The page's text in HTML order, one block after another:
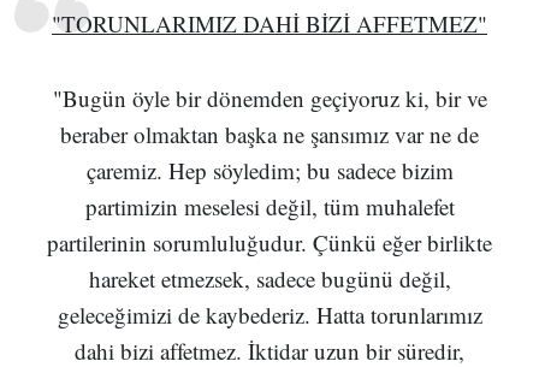
"TORUNLARIMIZ DAHİ BİZİ AFFETMEZ"
"Bugün öyle bir dönemden geçiyoruz ki, bir ve
beraber olmaktan başka ne şansımız var ne de
çaremiz. Hep söyledim; bu sadece bizim
partimizin meselesi değil, tüm muhalefet
partilerinin sorumluluğudur. Çünkü eğer birlikte
hareket etmezsek, sadece bugünü değil,
geleceğimizi de kaybederiz. Hatta torunlarımız
dahi bizi affetmez. İktidar uzun bir süredir,